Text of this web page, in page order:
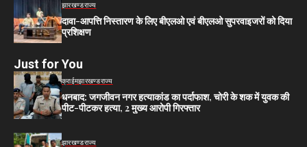
झारखण्डराज्य
दावा-आपत्ति निस्तारण के लिए बीएलओ एवं बीएलओ सुपरवाइजरों को दिया
प्रशिक्षण
Just for You
क्राईमझारखण्डराज्य
धनबाद: जगजीवन नगर हत्याकांड का पर्दाफाश, चोरी के शक में युवक की
पीट-पीटकर हत्या, 2 मुख्य आरोपी गिरफ्तार
झारखण्डराज्य